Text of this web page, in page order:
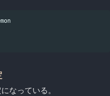
なっている。